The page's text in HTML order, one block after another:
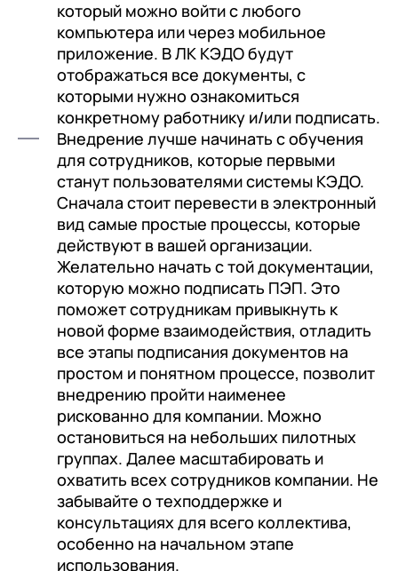
который можно войти с любого
компьютера или через мобильное
приложение. В ЛК КЭДО будут
отображаться все документы, с
которыми нужно ознакомиться
конкретному работнику и/или подписать.
Внедрение лучше начинать с обучения
для сотрудников, которые первыми
станут пользователями системы КЭДО.
Сначала стоит перевести в электронный
вид самые простые процессы, которые
действуют в вашей организации.
Желательно начать с той документации,
которую можно подписать ПЭП. Это
поможет сотрудникам привыкнуть к
новой форме взаимодействия, отладить
все этапы подписания документов на
простом и понятном процессе, позволит
внедрению пройти наименее
рискованно для компании. Можно
остановиться на небольших пилотных
группах. Далее масштабировать и
охватить всех сотрудников компании. Не
забывайте о техподдержке и
консультациях для всего коллектива,
особенно на начальном этапе
использования.